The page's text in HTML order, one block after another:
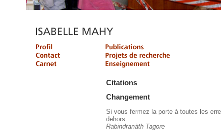
Citations
Changement
Si vous fermez la porte à toutes les
dehors.
Rabindranàth Tagore